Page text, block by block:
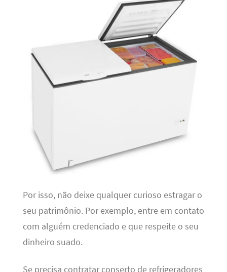
Por isso, não deixe qualquer curioso estragar o
seu patrimônio. Por exemplo, entre em contato
com alguém credenciado e que respeite o seu
dinheiro suado.
Se precisa contratar conserto de refrigeradores